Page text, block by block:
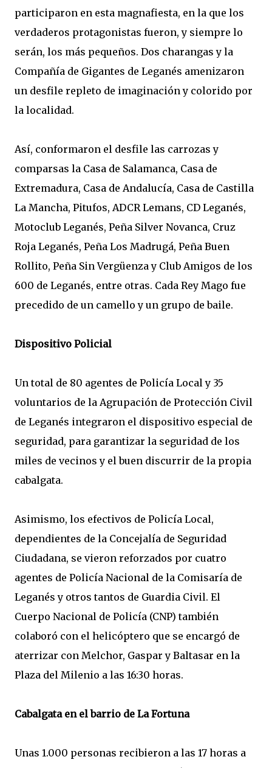
participaron en esta magnafiesta, en la que los
verdaderos protagonistas fueron, y siempre lo
serán, los más pequeños. Dos charangas y la
Compañía de Gigantes de Leganés amenizaron
un desfile repleto de imaginación y colorido por
la localidad.
Así, conformaron el desfile las carrozas y
comparsas la Casa de Salamanca, Casa de
Extremadura, Casa de Andalucía, Casa de Castilla
La Mancha, Pitufos, ADCR Lemans, CD Leganés,
Motoclub Leganés, Peña Silver Novanca, Cruz
Roja Leganés, Peña Los Madrugá, Peña Buen
Rollito, Peña Sin Vergüenza y Club Amigos de los
600 de Leganés, entre otras. Cada Rey Mago fue
precedido de un camello y un grupo de baile.
Dispositivo Policial
Un total de 80 agentes de Policía Local y 35
voluntarios de la Agrupación de Protección Civil
de Leganés integraron el dispositivo especial de
seguridad, para garantizar la seguridad de los
miles de vecinos y el buen discurrir de la propia
cabalgata.
Asimismo, los efectivos de Policía Local,
dependientes de la Concejalía de Seguridad
Ciudadana, se vieron reforzados por cuatro
agentes de Policía Nacional de la Comisaría de
Leganés y otros tantos de Guardia Civil. El
Cuerpo Nacional de Policía (CNP) también
colaboró con el helicóptero que se encargó de
aterrizar con Melchor, Gaspar y Baltasar en la
Plaza del Milenio a las 16:30 horas.
Cabalgata en el barrio de La Fortuna
Unas 1.000 personas recibieron a las 17 horas a